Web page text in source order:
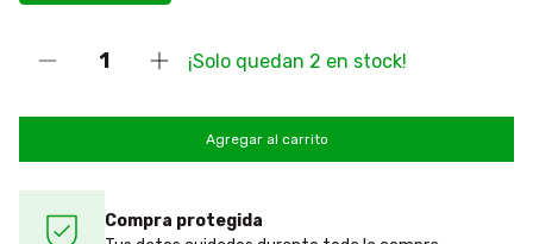
¡Solo quedan 2 en stock!
Compra protegida